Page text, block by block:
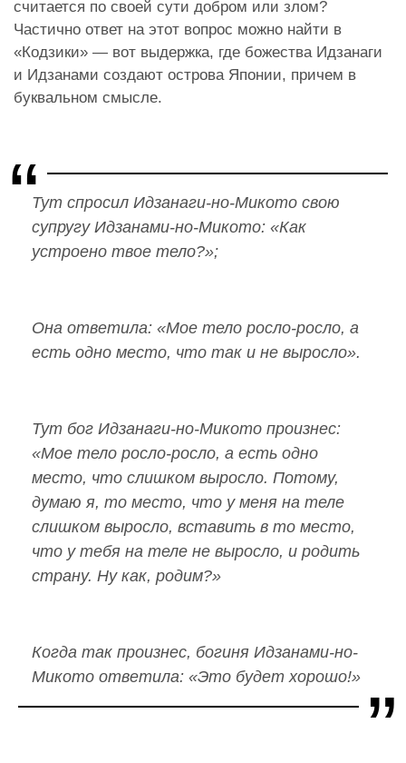
считается по своей сути добром или злом?
Частично ответ на этот вопрос можно найти в
«Кодзики» — вот выдержка, где божества Идзанаги
и Идзанами создают острова Японии, причем в
буквальном смысле.
Тут спросил Идзанаги-но-Микото свою
супругу Идзанами-но-Микото: «Как
устроено твое тело?»;
Она ответила: «Мое тело росло-росло, а
есть одно место, что так и не выросло».
Тут бог Идзанаги-но-Микото произнес:
«Мое тело росло-росло, а есть одно
место, что слишком выросло. Потому,
думаю я, то место, что у меня на теле
слишком выросло, вставить в то место,
что у тебя на теле не выросло, и родить
страну. Ну как, родим?»
Когда так произнес, богиня Идзанами-но-
Микото ответила: «Это будет хорошо!»